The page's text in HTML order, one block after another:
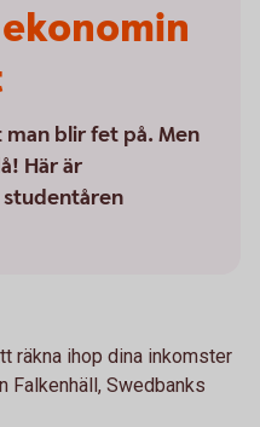
blir fet på. Men
Här är
räkna ihop dina inkomster
Falkenhäll, Swedbanks